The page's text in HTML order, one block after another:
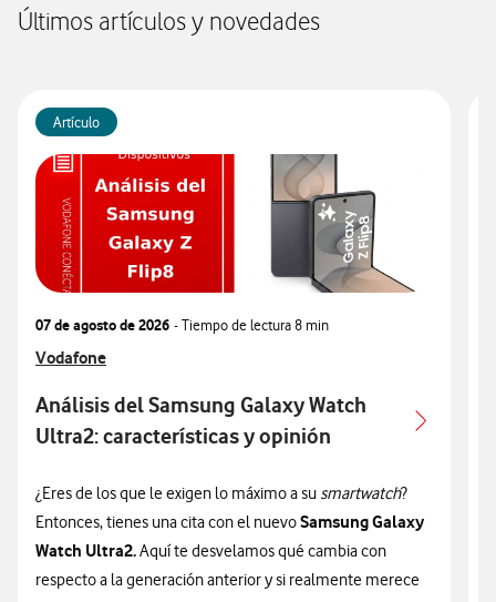
Últimos artículos y novedades
Artículo
07 de agosto de 2026 - Tiempo de lectura8 min
Ver más articulos relacionados con
Vodafone
Análisis del Samsung Galaxy Watch
Ultra2: características y opinión
¿Eres de los que le exigen lo máximo a su smartwatch?
Entonces, tienes una cita con el nuevoSamsung Galaxy
Watch Ultra2.Aquí te desvelamos qué cambia con
respecto a la generación anterior y si realmente merece